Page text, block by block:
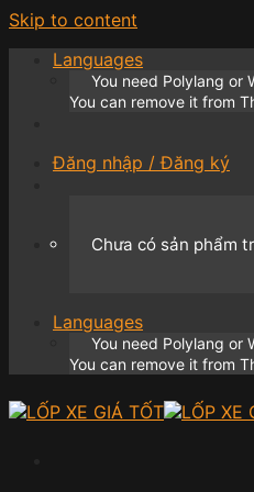
Skip to content
Languages
You need Polylang or
You can remove it from
Đăng nhập / Đăng ký
Chưa có sản phẩm
Languages
You need Polylang or
You can remove it from